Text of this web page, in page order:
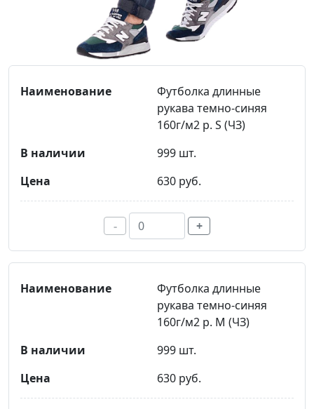
Футболка длинные
рукава темно-синяя
160г/м2 р. S (ЧЗ)
999 шт.
630 руб.
- +
Футболка длинные
рукава темно-синяя
160г/м2 р. M (ЧЗ)
999 шт.
630 руб.